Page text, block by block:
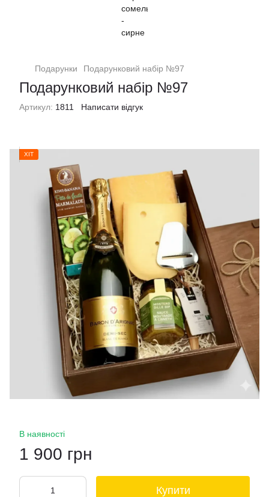
Подарунки Подарунковий набір №97
Подарунковий набір №97
Артикул: 1811 Написати відгук
ХІТ
В наявності
1 900 грн
Купити